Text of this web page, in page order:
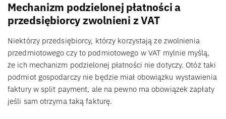
Mechanizm podzielonej płatności a
przedsiębiorcy zwolnieni z VAT
Niektórzy przedsiębiorcy, którzy korzystają ze zwolnienia
przedmiotowego czy to podmiotowego w VAT mylnie myślą,
że ich mechanizm podzielonej płatności nie dotyczy. Otóż taki
podmiot gospodarczy nie będzie miał obowiązku wystawienia
faktury w split payment, ale na pewno ma obowiązek zapłaty
jeśli sam otrzyma taką fakturę.